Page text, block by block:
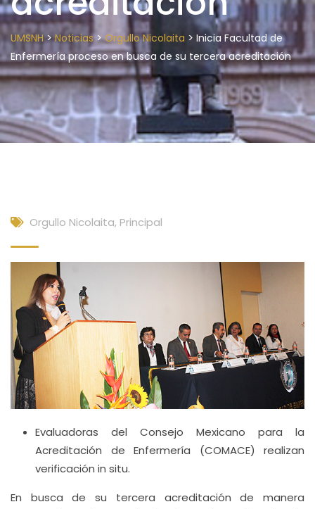
UMSNH>Noticias>Orgullo Nicolaita > Inicia Facultad de
Enfermería proceso en busca de su tercera acreditación
Orgullo Nicolaita, Principal
Evaluadoras del Consejo Mexicano para la
Acreditación de Enfermería (COMACE) realizan
verificación in situ.
En busca de su tercera acreditación de manera